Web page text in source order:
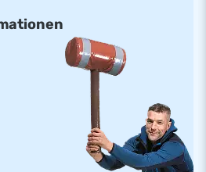
geliefert. Das Spiel ist einfach
in ca. 10 Minuten aufzubauen. So
Spiel.
Sie ein Interaktives
Sie immer für allerhöchste
mit den besten